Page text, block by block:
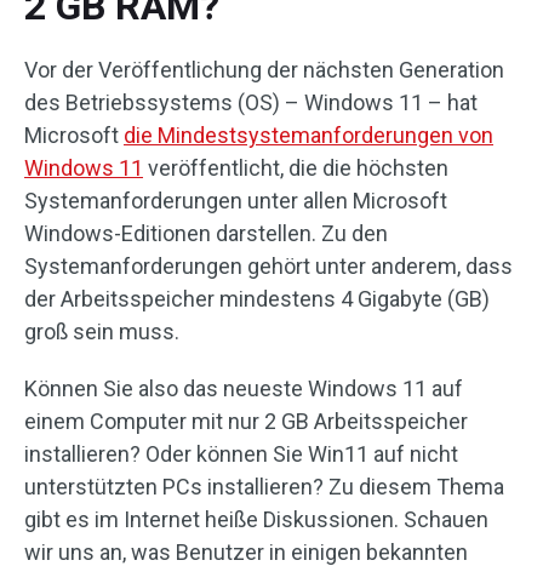
Vor der Veröffentlichung der nächsten Generation
des Betriebssystems (OS) – Windows 11 – hat
Microsoft die Mindestsystemanforderungen von
Windows 11 veröffentlicht, die die höchsten
Systemanforderungen unter allen Microsoft
Windows-Editionen darstellen. Zu den
Systemanforderungen gehört unter anderem, dass
der Arbeitsspeicher mindestens 4 Gigabyte (GB)
groß sein muss.
Können Sie also das neueste Windows 11 auf
einem Computer mit nur 2 GB Arbeitsspeicher
installieren? Oder können Sie Win11 auf nicht
unterstützten PCs installieren? Zu diesem Thema
gibt es im Internet heiße Diskussionen. Schauen
wir uns an, was Benutzer in einigen bekannten